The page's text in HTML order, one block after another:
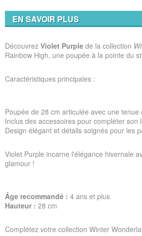
EN SAVOIR PLUS
Découvrez Violet Purple de la collection
Rainbow High, une poupée à la pointe du
Caractéristiques principales :
Poupée de 28 cm articulée avec une tenue
Inclus des accessoires pour compléter son
Design élégant et détails soignés pour les
Violet Purple incarne l'élégance hivernale
glamour !
Âge recommandé : 4 ans et plus
Hauteur : 28 cm
Complétez votre collection Winter